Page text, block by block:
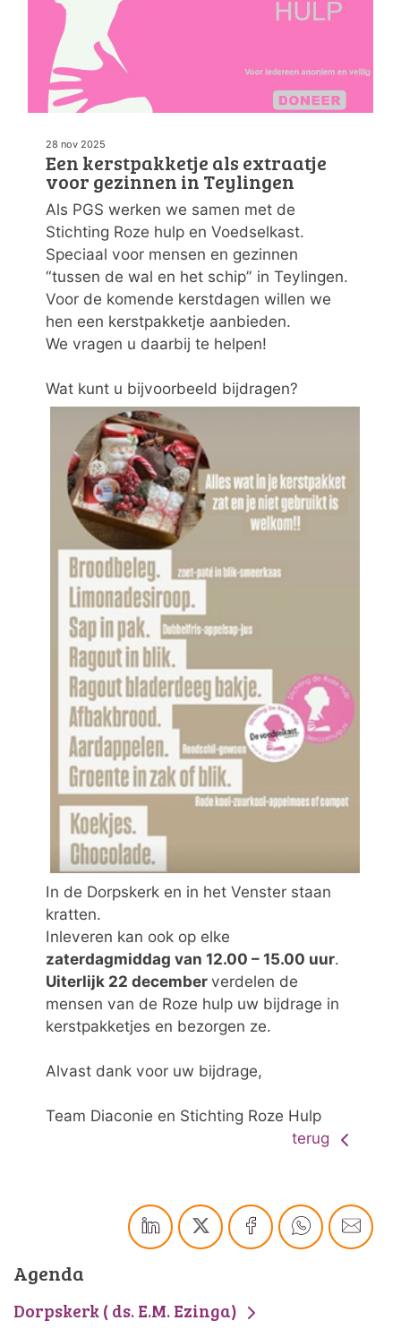
28 nov 2025
Een kerstpakketje als extraatje
voor gezinnen in Teylingen
Als PGS werken we samen met de
Stichting Roze hulp en Voedselkast.
Speciaal voor mensen en gezinnen
“tussen de wal en het schip” in Teylingen.
Voor de komende kerstdagen willen we
hen een kerstpakketje aanbieden.
We vragen u daarbij te helpen!
Wat kunt u bijvoorbeeld bijdragen?
In de Dorpskerk en in het Venster staan
kratten.
Inleveren kan ook op elke
zaterdagmiddag van 12.00 – 15.00 uur.
Uiterlijk 22 decemberverdelen de
mensen van de Roze hulp uw bijdrage in
kerstpakketjes en bezorgen ze.
Alvast dank voor uw bijdrage,
Team Diaconie en Stichting Roze Hulp
terug
Agenda
Dorpskerk ( ds. E.M. Ezinga)